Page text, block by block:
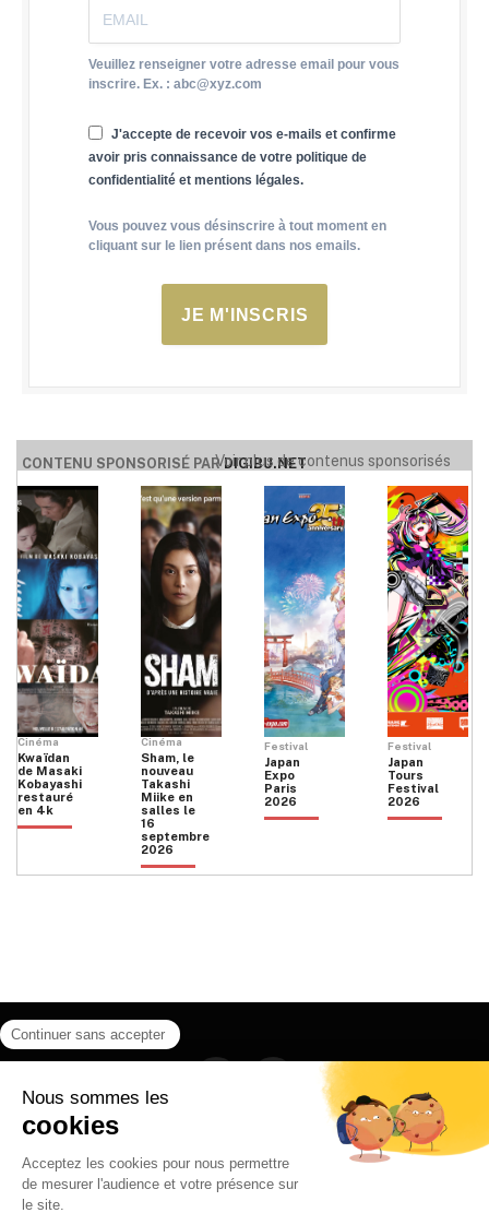
Veuillez renseigner votre adresse email pour vous
inscrire. Ex. : abc@xyz.com
J'accepte de recevoir vos e-mails et confirme
avoir pris connaissance de votre politique de
confidentialité et mentions légales.
Vous pouvez vous désinscrire à tout moment en
cliquant sur le lien présent dans nos emails.
JE M'INSCRIS
CONTENU SPONSORISÉ PARDIGIBU.NET
Voir plus de contenus sponsorisés
Cinéma
Kwaïdan
de Masaki
Kobayashi
restauré
en 4k
Cinéma
Sham, le
nouveau
Takashi
Miike en
salles le
16
septembre
2026
Festival
Japan
Expo
Paris
2026
Festival
Japan
Tours
Festival
2026
Instagram
CONTACT
POLITIQUE DE CONFIDENTIALITÉ